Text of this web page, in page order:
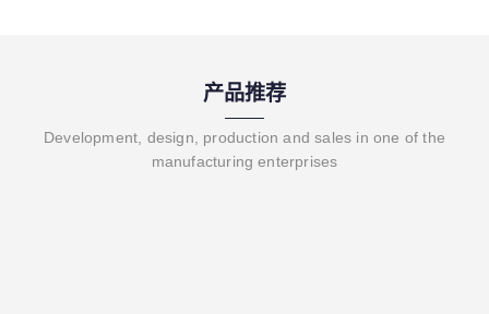
产品推荐
Development, design, production and sales in one of the
manufacturing enterprises